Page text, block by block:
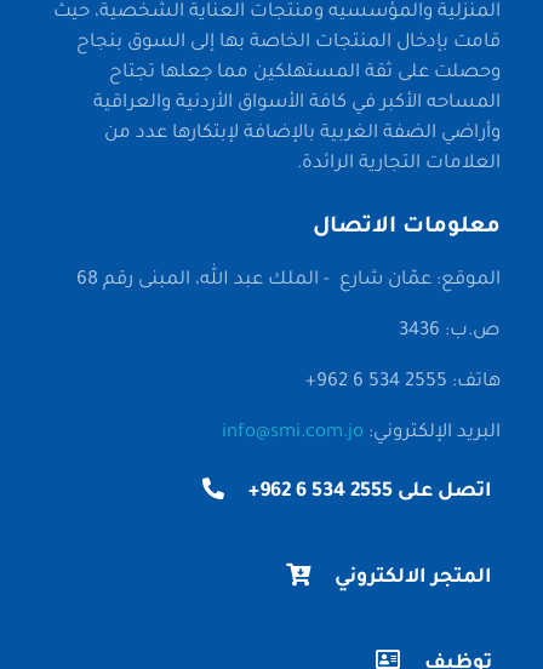
المنزلية والمؤسسيه ومنتجات العناية الشخصية، حيث
قامت بإدخال المنتجات الخاصة بها إلى السوق بنجاح
وحصلت على ثقة المستهلكين مما جعلها تجتاح
المساحه الأكبر في كافة الأسواق الأردنية والعراقية
وأراضي الضفة الغربية بالإضافة لإبتكارها عدد من
العلامات التجارية الرائدة.
معلومات الاتصال
الموقع: عمّان شارع - الملك عبد الله، المبنى رقم 68
ص.ب: 3436
هاتف: 2555 534 6 962+
البريد الإلكتروني: info@smi.com.jo
اتصل على 2555 534 6 962+
المتجر الالكتروني
توظيف